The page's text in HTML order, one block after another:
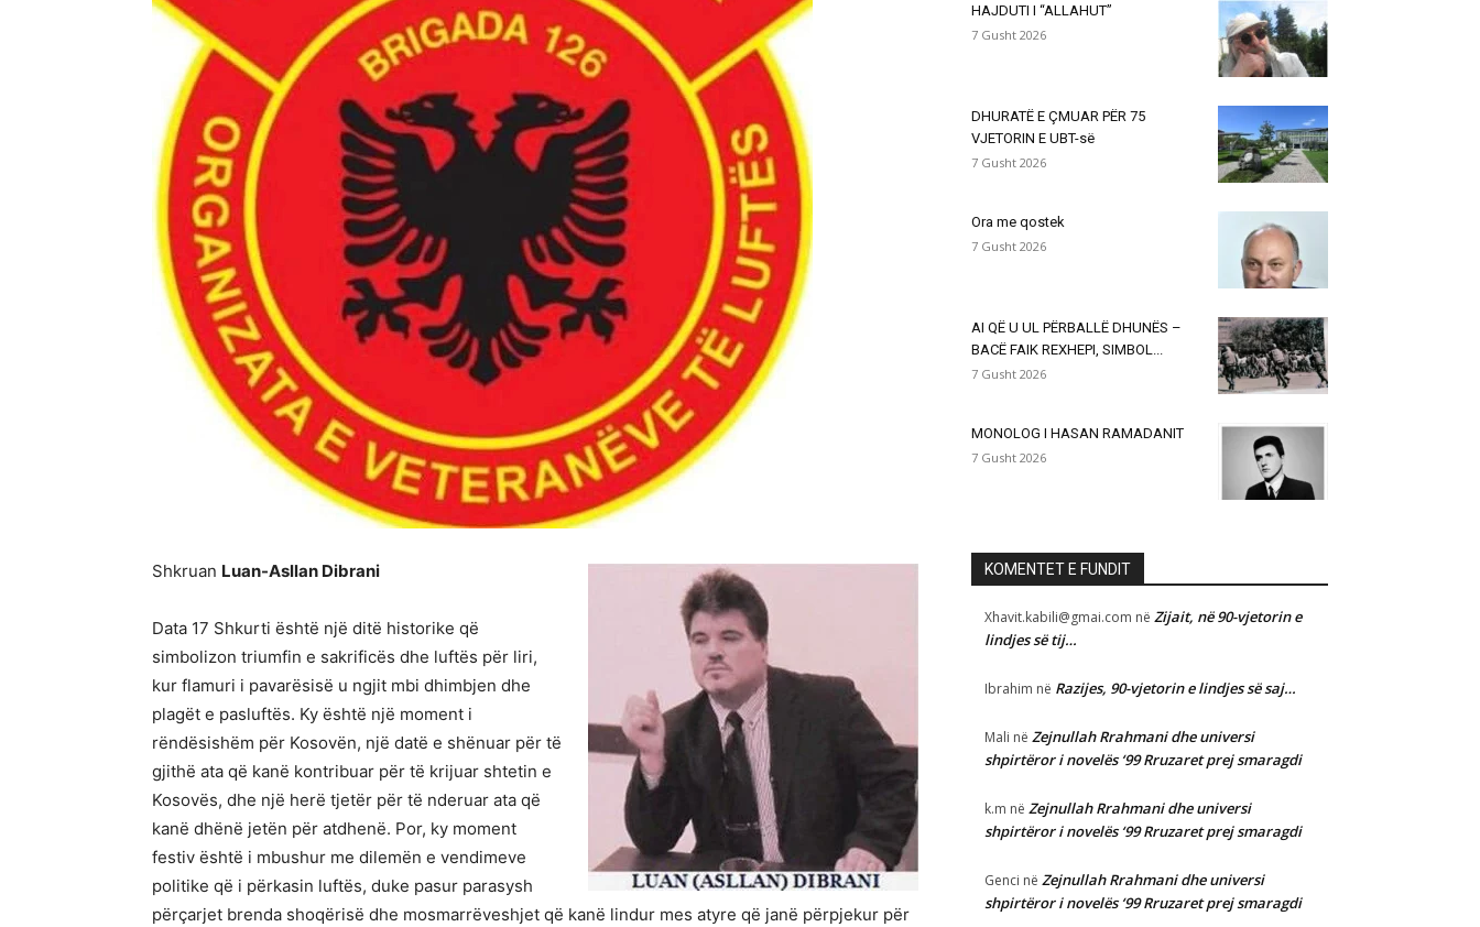
Shkruan Luan-Asllan Dibrani
Data 17 Shkurti është një ditë historike që
simbolizon triumfin e sakrificës dhe luftës për liri,
kur flamuri i pavarësisë u ngjit mbi dhimbjen dhe
plagët e pasluftës. Ky është një moment i
rëndësishëm për Kosovën, një datë e shënuar për të
gjithë ata që kanë kontribuar për të krijuar shtetin e
Kosovës, dhe një herë tjetër për të nderuar ata që
kanë dhënë jetën për atdhenë. Por, ky moment
festiv është i mbushur me dilemën e vendimeve
politike që i përkasin luftës, duke pasur parasysh
përçarjet brenda shoqërisë dhe mosmarrëveshjet që kanë lindur mes atyre që janë përpjekur për
HAJDUTI I “ALLAHUT”
7 Gusht 2026
DHURATË E ÇMUAR PËR 75
VJETORIN E UBT-së
7 Gusht 2026
Ora me qostek
7 Gusht 2026
AI QË U UL PËRBALLË DHUNËS –
BACË FAIK REXHEPI, SIMBOL...
7 Gusht 2026
MONOLOG I HASAN RAMADANIT
7 Gusht 2026
KOMENTET E FUNDIT
Xhavit.kabili@gmai.com në Zijait, në 90-vjetorin e
lindjes së tij…
Ibrahim në Razijes, 90-vjetorin e lindjes së saj…
Mali në Zejnullah Rrahmani dhe universi
shpirtëror i novelës ‘99 Rruzaret prej smaragdi
k.m në Zejnullah Rrahmani dhe universi
shpirtëror i novelës ‘99 Rruzaret prej smaragdi
Genci në Zejnullah Rrahmani dhe universi
shpirtëror i novelës ‘99 Rruzaret prej smaragdi